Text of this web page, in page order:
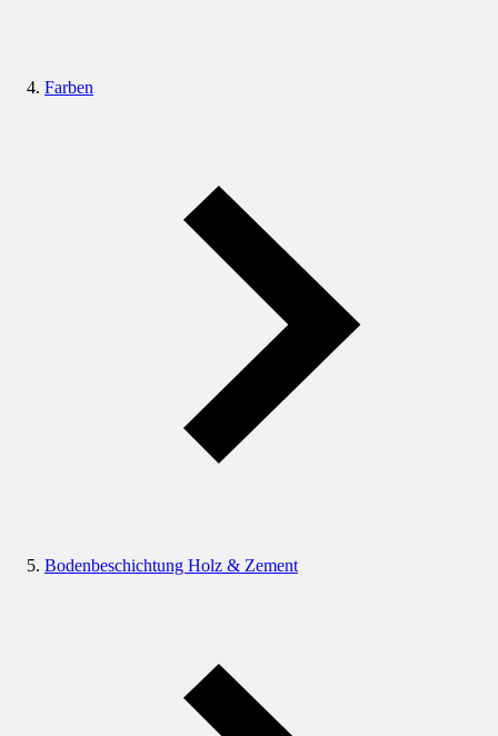
Farben
Bodenbeschichtung Holz & Zement